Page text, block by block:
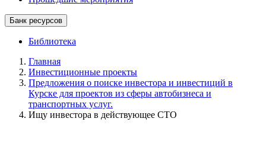
Банк ресурсов
Библиотека
Главная
Инвестиционные проекты
Предложения о поиске инвестора и инвестиций в
Курске для проектов из сферы автобизнеса и
транспортных услуг.
Ищу инвестора в действующее СТО